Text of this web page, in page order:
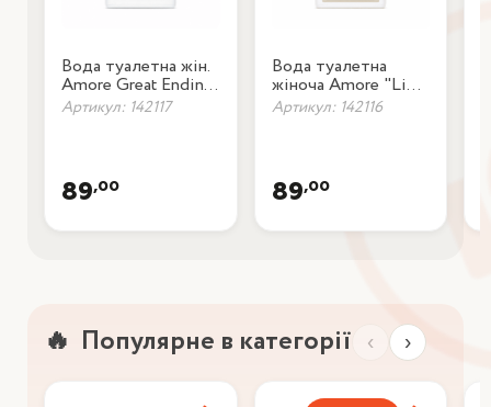
Вода туалетна жін.
Amore Great Ending
Summer 20мл
Артикул: 142117
89,00
Вода туалетна
жіноча Amore "Lime
& Mandarin", 20 мл
Артикул: 142116
89,00
Популярне в категорії ‹ ›